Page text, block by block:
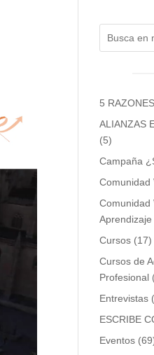
5
ALIANZAS
(5)
Campaña
Comunidad
Comunidad
Aprendizaje
Cursos (17)
Cursos de
Profesional
Entrevistas
ESCRIBE
Eventos